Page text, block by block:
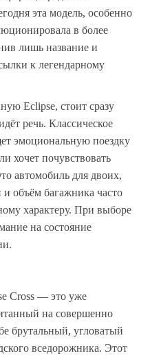
эта модель, особенно
в более
лишь название и
к легендарному
Eclipse, стоит сразу
речь. Классическое
эмоциональную поездку
хочет почувствовать
автомобиль для двоих,
и объём багажника часто
характеру. При выборе
на состояние
Cross — это уже
на совершенно
брутальный, угловатый
вседорожника. Этот